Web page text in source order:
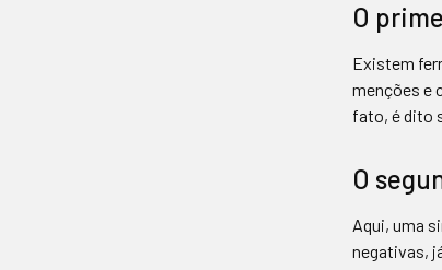
O
Existem
menções e
fato, é dito
O
Aqui, uma
negativas,